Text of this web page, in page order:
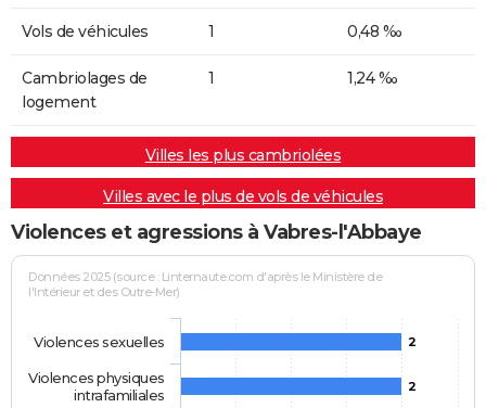
Vols de véhicules 1 0,48 ‰
Cambriolages de
logement
1 1,24 ‰
Villes les plus cambriolées
Villes avec le plus de vols de véhicules
Violences et agressions à Vabres-l'Abbaye
Données 2025 (source : Linternaute.com d'après le Ministère de
l'Intérieur et des Outre-Mer)
2
2
Violences sexuelles
Violences physiques
intrafamiliales